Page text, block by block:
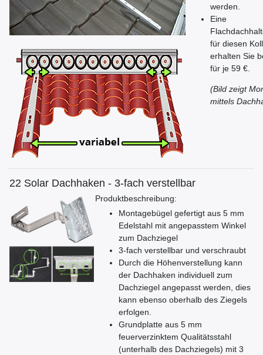
werden.
Eine
für diesen
erhalten Sie
für je 59 €.
(Bild zeigt
mittels
22 Solar Dachhaken - 3-fach verstellbar
Produktbeschreibung:
Montagebügel gefertigt aus 5 mm
Edelstahl mit angepasstem Winkel
zum Dachziegel
3-fach verstellbar und verschraubt
Durch die Höhenverstellung kann
der Dachhaken individuell zum
Dachziegel angepasst werden, dies
kann ebenso oberhalb des Ziegels
erfolgen.
Grundplatte aus 5 mm
feuerverzinktem Qualitätsstahl
(unterhalb des Dachziegels) mit 3